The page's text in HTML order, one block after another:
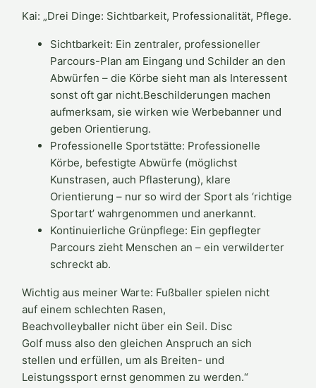
Kai: „Drei Dinge: Sichtbarkeit, Professionalität, Pflege.
Sichtbarkeit: Ein zentraler, professioneller
Parcours-Plan am Eingang und Schilder an den
Abwürfen – die Körbe sieht man als Interessent
sonst oft gar nicht.Beschilderungen machen
aufmerksam, sie wirken wie Werbebanner und
geben Orientierung.
Professionelle Sportstätte: Professionelle
Körbe, befestigte Abwürfe (möglichst
Kunstrasen, auch Pflasterung), klare
Orientierung – nur so wird der Sport als ‘richtige
Sportart’ wahrgenommen und anerkannt.
Kontinuierliche Grünpflege: Ein gepflegter
Parcours zieht Menschen an – ein verwilderter
schreckt ab.
Wichtig aus meiner Warte: Fußballer spielen nicht
auf einem schlechten Rasen,
Beachvolleyballer nicht über ein Seil. Disc
Golf muss also den gleichen Anspruch an sich
stellen und erfüllen, um als Breiten- und
Leistungssport ernst genommen zu werden.“